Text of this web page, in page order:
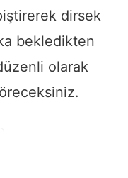
dirsek
bekledikten
olarak